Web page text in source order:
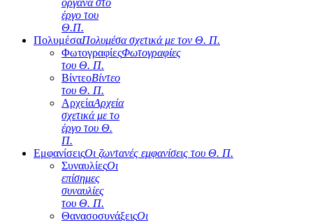
όργανα στο
έργο του
Θ.Π.
ΠολυμέσαΠολυμέσα σχετικά με τον Θ. Π.
ΦωτογραφίεςΦωτογραφίες
του Θ. Π.
ΒίντεοΒίντεο
του Θ. Π.
ΑρχείαΑρχεία
σχετικά με το
έργο του Θ.
Π.
ΕμφανίσειςΟι ζωντανές εμφανίσεις του Θ. Π.
ΣυναυλίεςΟι
επίσημες
συναυλίες
του Θ. Π.
ΘανασοσυνάξειςΟι